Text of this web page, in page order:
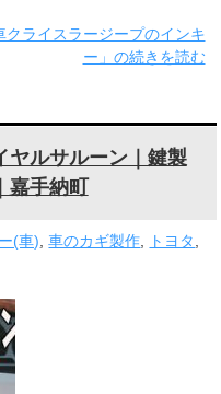
クライスラージープのインキ
ー」の続きを読む
ヤルサルーン｜鍵製
手納町
(車),車のカギ製作, トヨタ,